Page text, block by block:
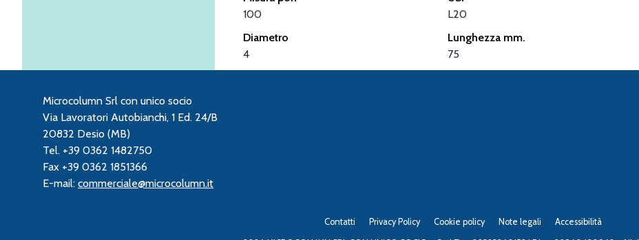
100
L20
Diametro
4
Lunghezza mm.
75
Microcolumn Srl con unico socio
Via Lavoratori Autobianchi, 1 Ed. 24/B
20832 Desio (MB)
Tel. +39 0362 1482750
Fax +39 0362 1851366
E-mail: commerciale@microcolumn.it
Contatti Privacy Policy Cookie policy Note legali Accessibilità